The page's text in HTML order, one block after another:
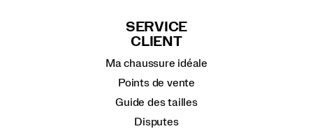
SERVICE
CLIENT
Ma chaussure idéale
Points de vente
Guide des tailles
Disputes